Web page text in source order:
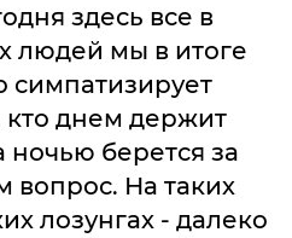
здесь все в
людей мы в итоге
симпатизирует
кто днем держит
ночью берется за
вопрос. На таких
лозунгах - далеко